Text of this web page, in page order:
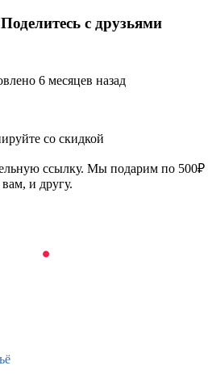
с друзьями
6 месяцев назад
со скидкой
ссылку. Мы подарим по 500₽
и другу.